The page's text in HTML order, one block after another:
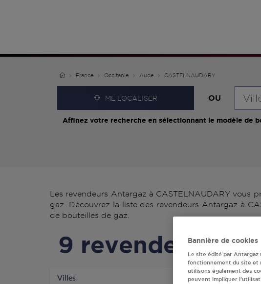
France Occitanie Aude CASTELNAUDARY
ME LOCALISER OU
Affinez votre recherche en sélectionnant le modèle de
Les revendeurs Antargaz à CASTELNAUDARY
gaz. Découvrez la liste des revendeurs Antargaz à
de bouteilles de gaz.
9 revendeur(s)
Villes NETTO
Bannière de cookies
Le site édité par Antargaz
fonctionnement du site et
utilisons également des
peuvent impliquer